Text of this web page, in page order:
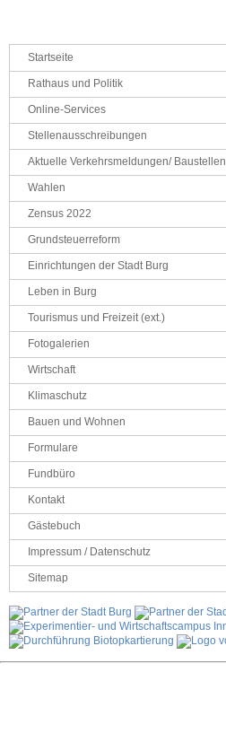
Navigation
überspringen
Startseite
Rathaus und Politik
Online-Services
Stellenausschreibungen
Aktuelle Verkehrsmeldungen/ Baustellen
Wahlen
Zensus 2022
Grundsteuerreform
Einrichtungen der Stadt Burg
Leben in Burg
Tourismus und Freizeit (ext.)
Fotogalerien
Wirtschaft
Klimaschutz
Bauen und Wohnen
Formulare
Fundbüro
Kontakt
Gästebuch
Impressum / Datenschutz
Sitemap